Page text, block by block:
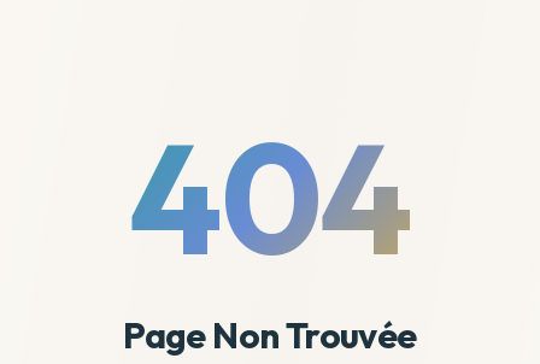
404
Page Non Trouvée